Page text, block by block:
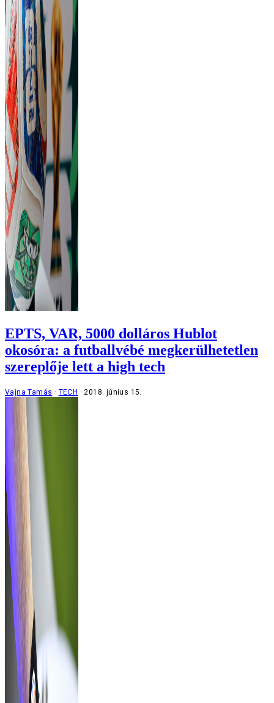
EPTS, VAR, 5000 dolláros Hublot
okosóra: a futballvébé megkerülhetetlen
szereplője lett a high tech
Vajna Tamás TECH 2018. június 15.